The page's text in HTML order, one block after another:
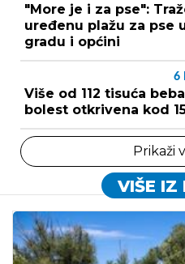
"More je i za pse":
uređenu plažu za pse
gradu i općini
6
Više od 112 tisuća
bolest otkrivena kod
Prikaži
VIŠE IZ